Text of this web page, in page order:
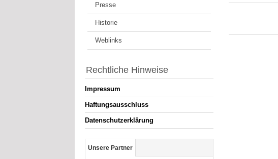
Presse
Historie
Weblinks
Rechtliche Hinweise
Impressum
Haftungsausschluss
Datenschutzerklärung
Unsere Partner